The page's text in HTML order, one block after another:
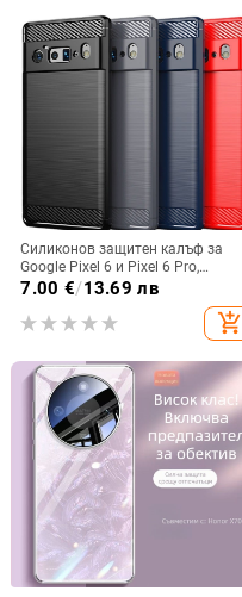
Силиконов защитен калъф за
Google Pixel 6 и Pixel 6 Pro,
съвместим с Pixel 7a, пълна
7.00 €/13.69 лв
add_shopping_cart